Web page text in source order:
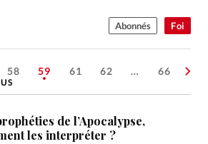
Foi
Abonnés
58 59 61 62 … 66
de l’Apocalypse,
les interpréter ?